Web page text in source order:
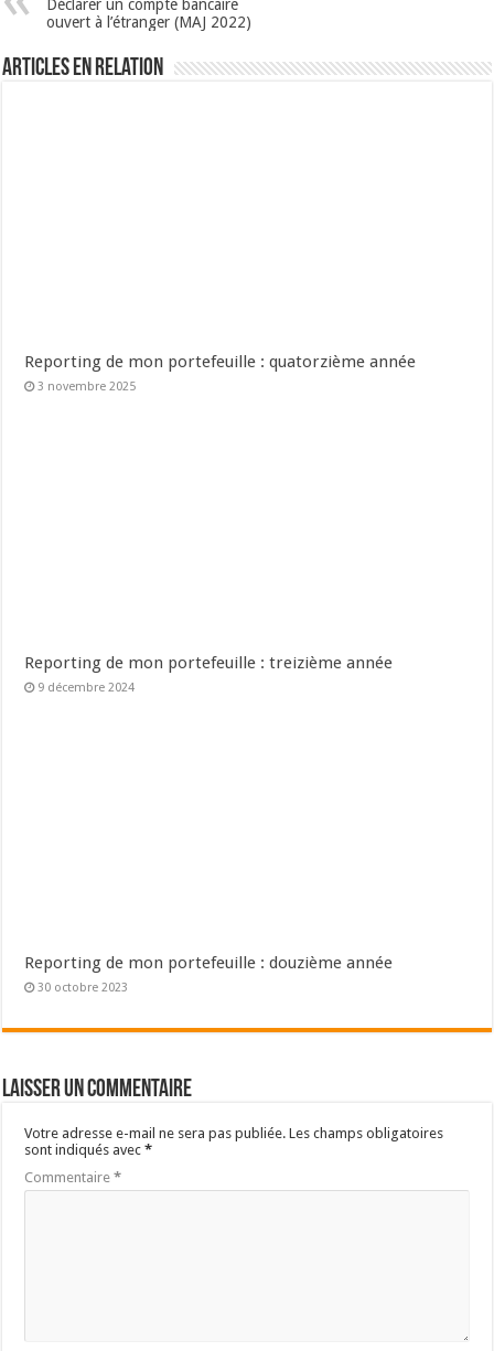
Déclarer un compte bancaire
ouvert à l’étranger (MAJ 2022)
Articles en relation
Reporting de mon portefeuille : quatorzième année
3 novembre 2025
Reporting de mon portefeuille : treizième année
9 décembre 2024
Reporting de mon portefeuille : douzième année
30 octobre 2023
Laisser un commentaire
Votre adresse e-mail ne sera pas publiée. Les champs obligatoires
sont indiqués avec*
Commentaire*